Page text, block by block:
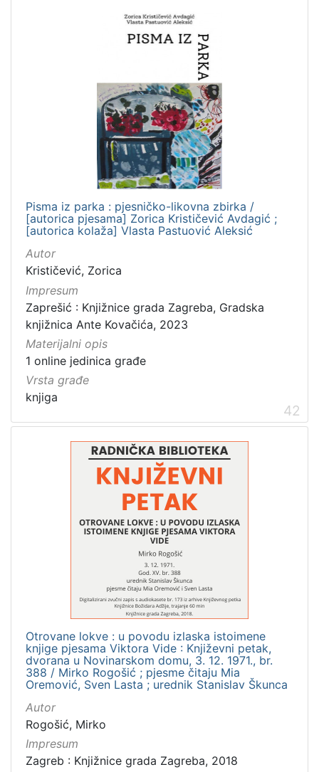
Pisma iz parka : pjesničko-likovna zbirka /
[autorica pjesama] Zorica Krističević Avdagić ;
[autorica kolaža] Vlasta Pastuović Aleksić
Autor
Krističević, Zorica
Impresum
Zaprešić : Knjižnice grada Zagreba, Gradska
knjižnica Ante Kovačića, 2023
Materijalni opis
1 online jedinica građe
Vrsta građe
knjiga
42
Otrovane lokve : u povodu izlaska istoimene
knjige pjesama Viktora Vide : Književni petak,
dvorana u Novinarskom domu, 3. 12. 1971., br.
388 / Mirko Rogošić ; pjesme čitaju Mia
Oremović, Sven Lasta ; urednik Stanislav Škunca
Autor
Rogošić, Mirko
Impresum
Zagreb : Knjižnice grada Zagreba, 2018